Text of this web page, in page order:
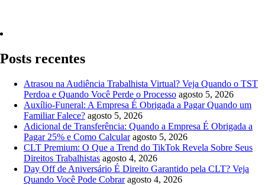
Posts recentes
Atrasou na Audiência Trabalhista Virtual? Veja Quando o TST
Perdoa e Quando Você Perde o Processo agosto 5, 2026
Auxílio-Funeral: A Empresa É Obrigada a Pagar Quando um
Familiar Falece? agosto 5, 2026
Adicional de Transferência: Quando a Empresa É Obrigada a
Pagar 25% e Como Calcular agosto 5, 2026
CLT Premium: O Que a Trend do TikTok Revela Sobre Seus
Direitos Trabalhistas agosto 4, 2026
Day Off de Aniversário É Direito Garantido pela CLT? Veja
Quando Você Pode Cobrar agosto 4, 2026